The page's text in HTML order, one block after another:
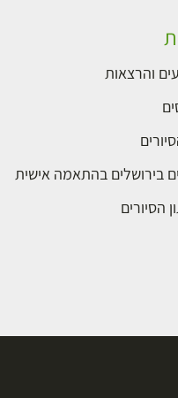
והרצאות
בירושלים בהתאמה אישית
הסיורים